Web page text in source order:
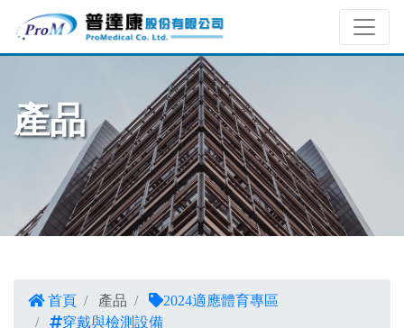
產品
首頁 產品
2024適應體育專區
穿戴與檢測設備